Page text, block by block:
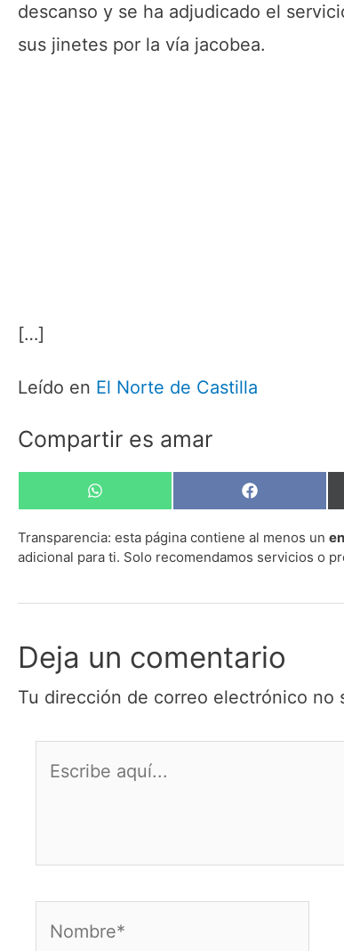
descanso y se ha adjudicado el
sus jinetes por la vía jacobea.
[…]
Leído en El Norte de Castilla
Compartir es amar
Compartir
en
WhatsApp
Compartir
en
Facebook
Transparencia: esta página contiene al menos un
adicional para ti. Solo recomendamos servicios o
Deja un comentario
Tu dirección de correo electrónico no